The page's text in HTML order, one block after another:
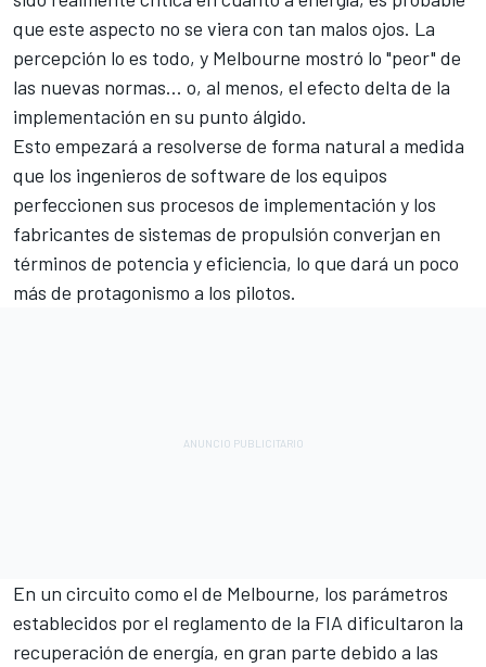
que este aspecto no se viera con tan malos ojos. La
percepción lo es todo, y Melbourne mostró lo "peor" de
las nuevas normas... o, al menos, el efecto delta de la
implementación en su punto álgido.
Esto empezará a resolverse de forma natural a medida
que los ingenieros de software de los equipos
perfeccionen sus procesos de implementación y los
fabricantes de sistemas de propulsión converjan en
términos de potencia y eficiencia, lo que dará un poco
más de protagonismo a los pilotos.
En un circuito como el de Melbourne, los parámetros
establecidos por el reglamento de la FIA dificultaron la
recuperación de energía, en gran parte debido a las